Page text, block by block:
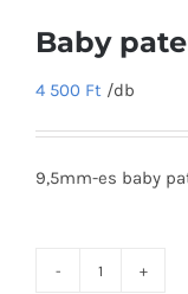
Baby
4 500 Ft /db
9,5mm-es baby